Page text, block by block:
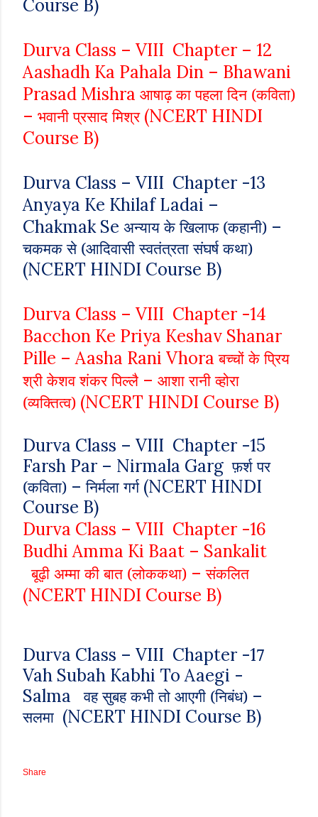
Course B)
Durva Class – VIII Chapter – 12
Aashadh Ka Pahala Din – Bhawani
Prasad Mishra आषाढ़ का पहला दिन (कविता)
– भवानी प्रसाद मिश्र (NCERT HINDI
Course B)
Durva Class – VIII Chapter -13
Anyaya Ke Khilaf Ladai –
Chakmak Se अन्याय के खिलाफ (कहानी) –
चकमक से (आदिवासी स्वतंत्रता संघर्ष कथा)
(NCERT HINDI Course B)
Durva Class – VIII Chapter -14
Bacchon Ke Priya Keshav Shanar
Pille – Aasha Rani Vhoraबच्चों के प्रिय
श्री केशव शंकर पिल्लै – आशा रानी व्होरा
(व्यक्तित्व) (NCERT HINDI Course B)
Durva Class – VIII Chapter -15
Farsh Par – Nirmala Gargफ़र्श पर
(कविता) –निर्मला गर्ग (NCERT HINDI
Course B)
Durva Class – VIII Chapter -16
Budhi Amma Ki Baat – Sankalit
बूढ़ी अम्मा की बात (लोककथा) –संकलित
(NCERT HINDI Course B)
Durva Class – VIII Chapter -17
Vah Subah Kabhi To Aaegi -
Salmaवह सुबह कभी तो आएगी (निबंध) –
सलमा (NCERT HINDI Course B)
Share